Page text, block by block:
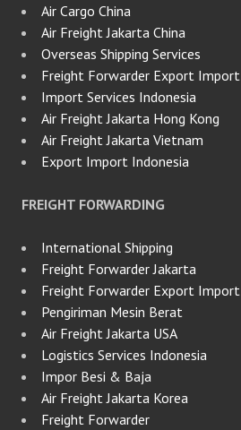
Air Cargo China
Air Freight Jakarta China
Overseas Shipping Services
Freight Forwarder Export Import
Import Services Indonesia
Air Freight Jakarta Hong Kong
Air Freight Jakarta Vietnam
Export Import Indonesia
FREIGHT FORWARDING
International Shipping
Freight Forwarder Jakarta
Freight Forwarder Export Import
Pengiriman Mesin Berat
Air Freight Jakarta USA
Logistics Services Indonesia
Impor Besi & Baja
Air Freight Jakarta Korea
Freight Forwarder